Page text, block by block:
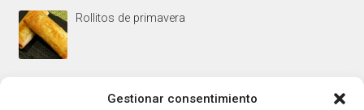
Gestionar consentimiento
Rollitos de primavera